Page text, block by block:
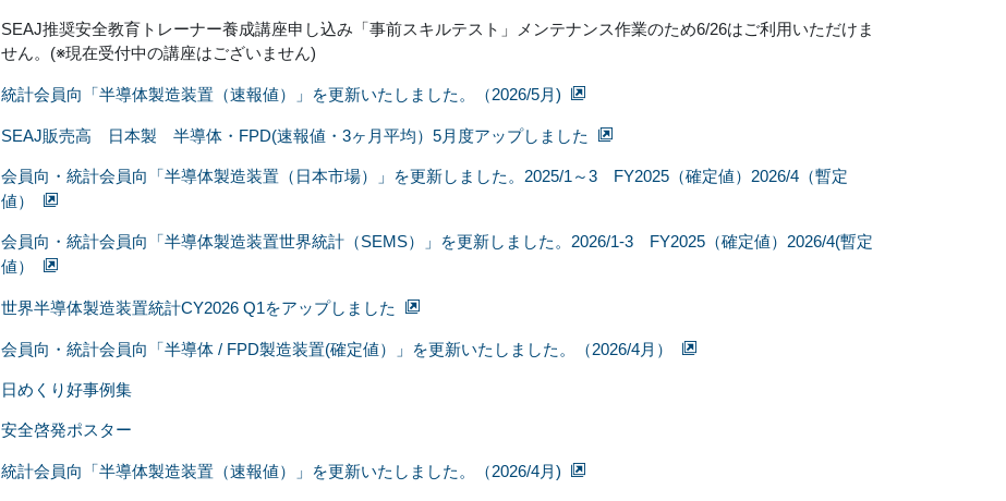
SEAJ推奨安全教育トレーナー養成講座申し込み「事前スキルテスト」メンテナンス作業のため6/26はご利用いただけま
せん。(※現在受付中の講座はございません)
統計会員向「半導体製造装置（速報値）」を更新いたしました。（2026/5月)
SEAJ販売高 日本製 半導体・FPD(速報値・3ヶ月平均）5月度アップしました
会員向・統計会員向「半導体製造装置（日本市場）」を更新しました。2025/1～3 FY2025（確定値）2026/4（暫定
値）
会員向・統計会員向「半導体製造装置世界統計（SEMS）」を更新しました。2026/1-3 FY2025（確定値）2026/4(暫定
値）
世界半導体製造装置統計CY2026 Q1をアップしました
会員向・統計会員向「半導体 / FPD製造装置(確定値）」を更新いたしました。（2026/4月）
日めくり好事例集
安全啓発ポスター
統計会員向「半導体製造装置（速報値）」を更新いたしました。（2026/4月)